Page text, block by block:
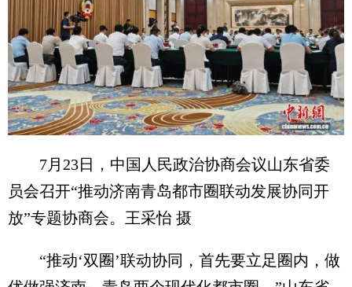
7月23日，中国人民政治协商会议山东省委
员会召开“推动济南青岛都市圈联动发展协同开
放”专题协商会。王采怡 摄
“推动‘双圈’联动协同，首先要立足圈内，做